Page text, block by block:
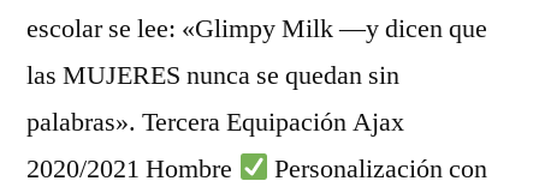
escolar se lee: «Glimpy Milk —y dicen que
las MUJERES nunca se quedan sin
palabras». Tercera Equipación Ajax
2020/2021 Hombre
Personalización con